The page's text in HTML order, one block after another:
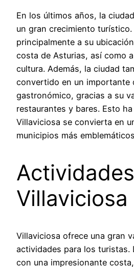
En los últimos años, la
un gran crecimiento
principalmente a su
costa de Asturias, así como
cultura. Además, la ciudad
convertido en un importante
gastronómico, gracias a su
restaurantes y bares. Esto
Villaviciosa se convierta en
municipios más
Villaviciosa
Villaviciosa ofrece una gran
actividades para los turistas.
con una impresionante